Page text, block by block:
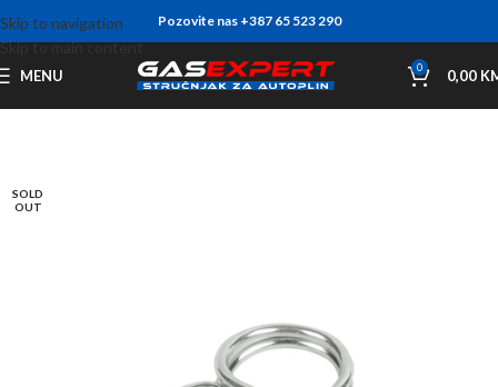
Skip to navigation
Skip to main content
Pozovite nas +387 65 523 290
MENU 0 0,00
SOLD
OUT